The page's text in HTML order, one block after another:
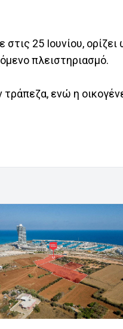
25 Ιουνίου,
πλειστηριασμό.
ενώ η